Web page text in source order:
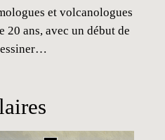
et volcanologues
20 ans, avec un début de